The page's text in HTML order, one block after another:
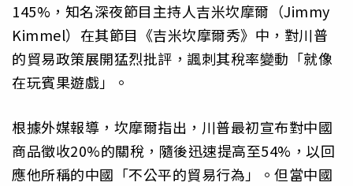
145%，知名深夜節目主持人吉米坎摩爾（Jimmy
Kimmel）在其節目《吉米坎摩爾秀》中，對川普
的貿易政策展開猛烈批評，諷刺其稅率變動「就像
在玩賓果遊戲」。
根據外媒報導，坎摩爾指出，川普最初宣布對中國
商品徵收20%的關稅，隨後迅速提高至54%，以回
應他所稱的中國「不公平的貿易行為」。但當中國